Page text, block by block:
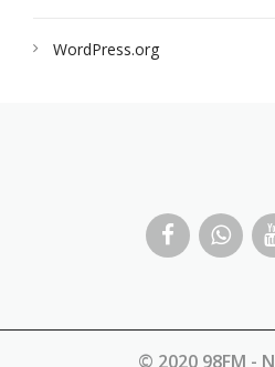
WordPress.org
© 2020 98FM -